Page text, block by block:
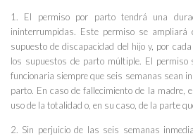
1. El permiso por parto tendrá una
ininterrumpidas. Este permiso se ampliará
supuesto de discapacidad del hijo y, por
los supuestos de parto múltiple. El permiso
funcionaria siempre que seis semanas sean
parto. En caso de fallecimiento de la madre,
uso de la totalidad o, en su caso, de la parte
2. Sin perjuicio de las seis semanas